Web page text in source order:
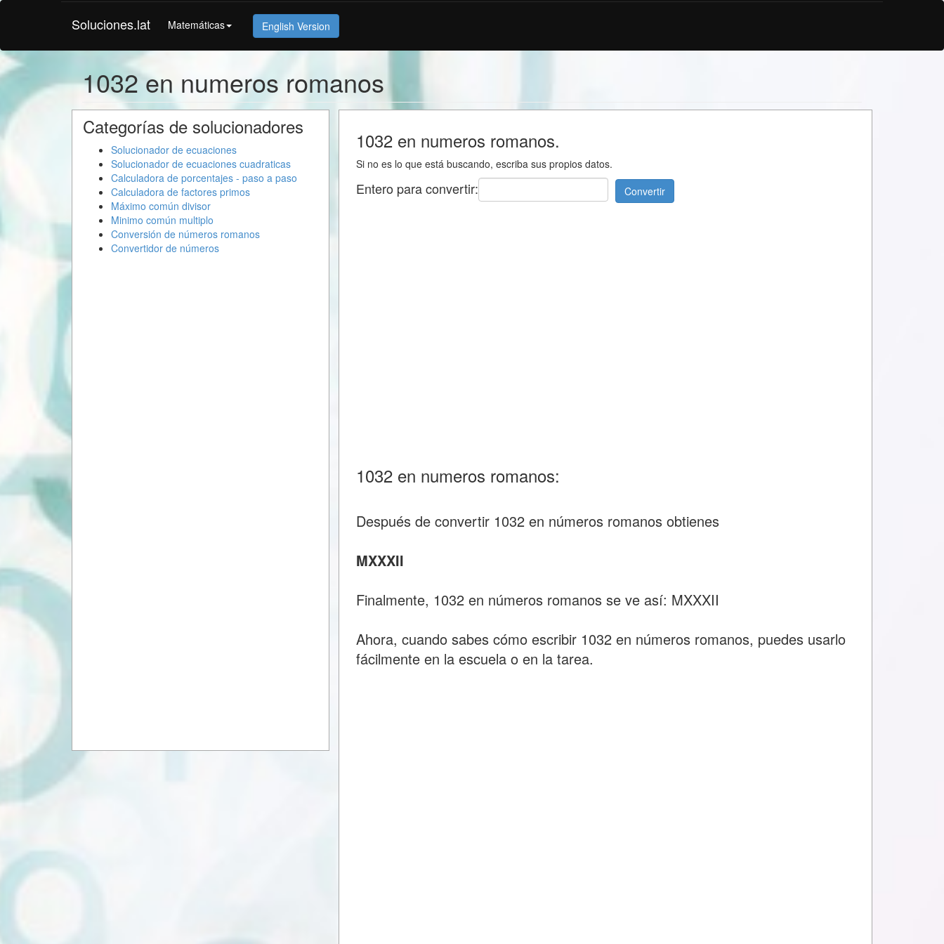
Soluciones.lat Matemáticas English Version
1032 en numeros romanos
1032 en numeros romanos.
Si no es lo que está buscando, escriba sus propios datos.
Entero para convertir: Convertir
1032 en numeros romanos:
Después de convertir 1032 en números romanos obtienes
MXXXII
Finalmente, 1032 en números romanos se ve así: MXXXII
Ahora, cuando sabes cómo escribir 1032 en números romanos, puedes usarlo
fácilmente en la escuela o en la tarea.
Categorías de solucionadores
Solucionador de ecuaciones
Solucionador de ecuaciones cuadraticas
Calculadora de porcentajes - paso a paso
Calculadora de factores primos
Máximo común divisor
Minimo común multiplo
Conversión de números romanos
Convertidor de números